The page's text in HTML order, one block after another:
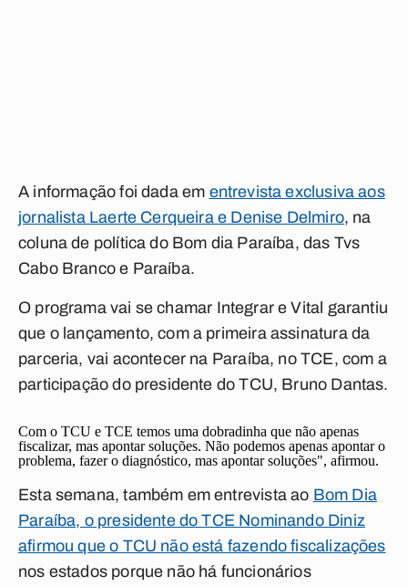
A informação foi dada em entrevista exclusiva aos
jornalista Laerte Cerqueira e Denise Delmiro, na
coluna de política do Bom dia Paraíba, das Tvs
Cabo Branco e Paraíba.
O programa vai se chamar Integrare Vital garantiu
que o lançamento, com a primeira assinatura da
parceria, vai acontecer na Paraíba, no TCE, com a
participação do presidente do TCU, Bruno Dantas.
Com o TCU e TCE temos uma dobradinha que não apenas
fiscalizar, mas apontar soluções. Não podemos apenas apontar o
problema, fazer o diagnóstico, mas apontar soluções", afirmou.
Esta semana, também em entrevista ao Bom Dia
Paraíba, o presidente do TCE Nominando Diniz
afirmou que o TCU não está fazendo fiscalizações
nos estados porque não há funcionários